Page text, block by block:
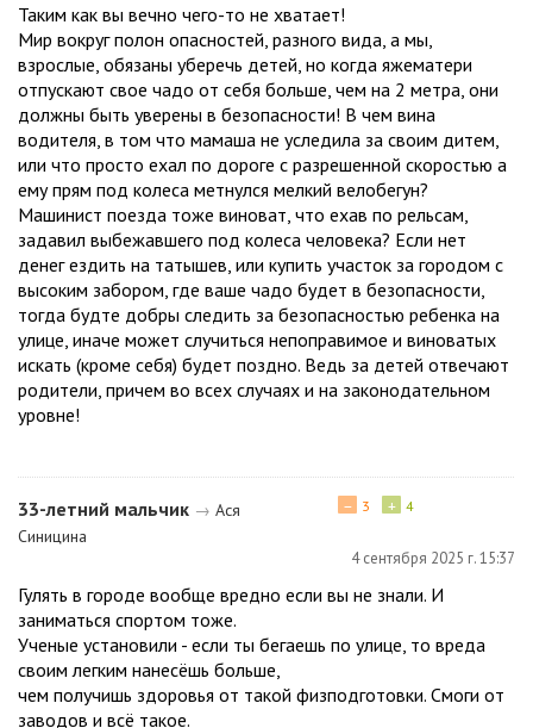
Таким как вы вечно чего-то не хватает!
Мир вокруг полон опасностей, разного вида, а мы,
взрослые, обязаны уберечь детей, но когда яжематери
отпускают свое чадо от себя больше, чем на 2 метра, они
должны быть уверены в безопасности! В чем вина
водителя, в том что мамаша не уследила за своим дитем,
или что просто ехал по дороге с разрешенной скоростью а
ему прям под колеса метнулся мелкий велобегун?
Машинист поезда тоже виноват, что ехав по рельсам,
задавил выбежавшего под колеса человека? Если нет
денег ездить на татышев, или купить участок за городом с
высоким забором, где ваше чадо будет в безопасности,
тогда будте добры следить за безопасностью ребенка на
улице, иначе может случиться непоправимое и виноватых
искать (кроме себя) будет поздно. Ведь за детей отвечают
родители, причем во всех случаях и на законодательном
уровне!
33-летний мальчик → Ася
Синицина
+ 4
− 3
4 сентября 2025 г. 15:37
Гулять в городе вообще вредно если вы не знали. И
заниматься спортом тоже.
Ученые установили - если ты бегаешь по улице, то вреда
своим легким нанесёшь больше,
чем получишь здоровья от такой физподготовки. Смоги от
заводов и всё такое.